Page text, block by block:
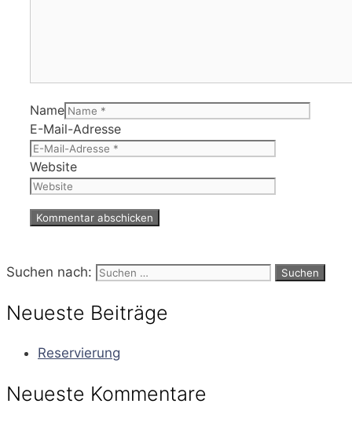
Name
E-Mail-Adresse
Website
Suchen nach:
Neueste Beiträge
Reservierung
Neueste Kommentare